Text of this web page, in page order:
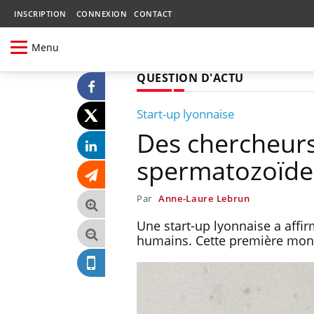
INSCRIPTION CONNEXION CONTACT
Menu
QUESTION D'ACTU
Start-up lyonnaise
Des
Par Anne-Laure Lebrun
Une start-up lyonnaise a
humains. Cette première